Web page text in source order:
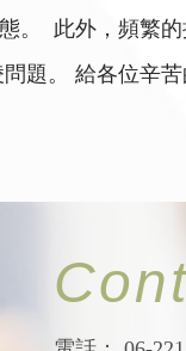
。 此外，頻繁
題。 給各位辛